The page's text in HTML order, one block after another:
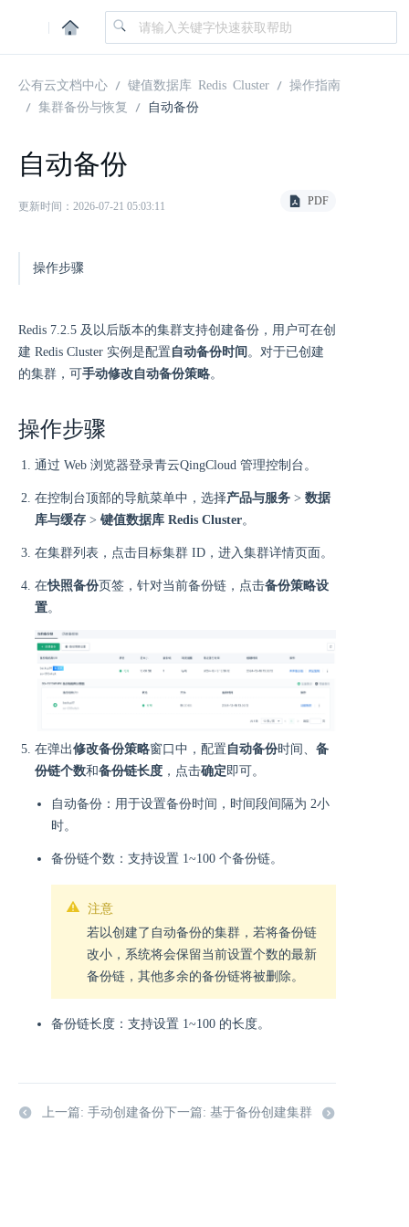
|
公有云文档中心 键值数据库 Redis Cluster
操作指南
集群备份与恢复
自动备份
自动备份
更新时间：2026-07-21 05:03:11 PDF
操作步骤
Redis 7.2.5 及以后版本的集群支持创建备份，用户可在创
建 Redis Cluster 实例是配置自动备份时间 。对于已创建
的集群，可手动修改自动备份策略。
操作步骤
通过 Web 浏览器登录青云QingCloud 管理控制台。
在控制台顶部的导航菜单中，选择产品与服务 > 数据
库与缓存 > 键值数据库 Redis Cluster。
在集群列表，点击目标集群 ID，进入集群详情页面。
在快照备份页签，针对当前备份链，点击备份策略设
置。
在弹出修改备份策略窗口中，配置自动备份时间、 备
份链个数和备份链长度 ，点击确定 即可。
自动备份：用于设置备份时间，时间段间隔为 2小
时。
备份链个数：支持设置 1~100 个备份链。
注意
若以创建了自动备份的集群，若将备份链
改小，系统将会保留当前设置个数的最新
备份链，其他多余的备份链将被删除。
备份链长度：支持设置 1~100 的长度。
上一篇: 手动创建备份下一篇: 基于备份创建集群